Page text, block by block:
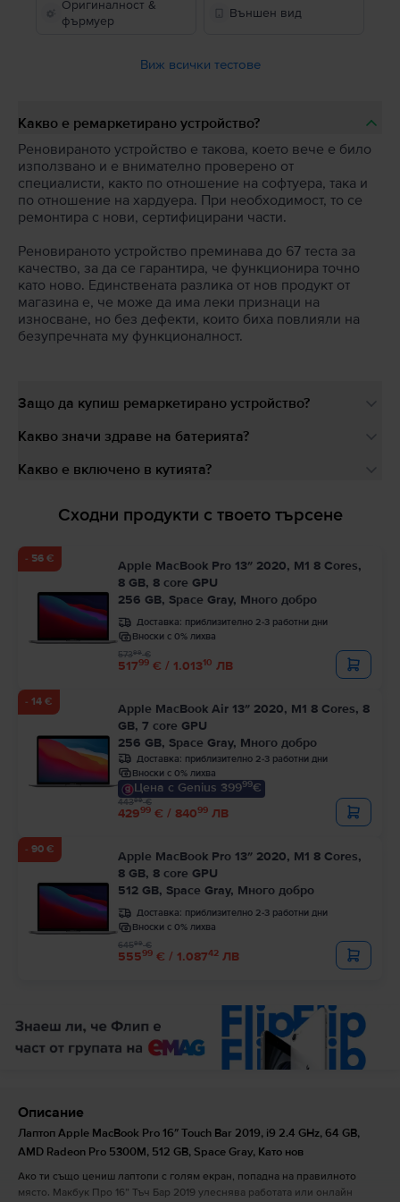
Оригиналност &
фърмуер
Външен вид
Виж всички тестове
Какво е ремаркетирано устройство?
Реновираното устройство е такова, което вече е било
използвано и е внимателно проверено от
специалисти, както по отношение на софтуера, така и
по отношение на хардуера. При необходимост, то се
ремонтира с нови, сертифицирани части.
Реновираното устройство преминава до 67 теста за
качество, за да се гарантира, че функционира точно
като ново. Единствената разлика от нов продукт от
магазина е, че може да има леки признаци на
износване, но без дефекти, които биха повлияли на
безупречната му функционалност.
Защо да купиш ремаркетирано устройство?
Какво значи здраве на батерията?
Какво е включено в кутията?
Сходни продукти с твоето търсене
- 56 €
Apple MacBook Pro 13″ 2020, M1 8 Cores,
8 GB, 8 core GPU
256 GB, Space Gray, Много добро
Доставка: приблизително 2-3 работни дни
Вноски с 0% лихва
51799 € / 1.01310 ЛВ
57399€
- 14 €
Apple MacBook Air 13″ 2020, M1 8 Cores, 8
GB, 7 core GPU
256 GB, Space Gray, Много добро
Доставка: приблизително 2-3 работни дни
Вноски с 0% лихва
Цена с Genius 39999€
42999 € / 84099 ЛВ
44399€
- 90 €
Apple MacBook Pro 13″ 2020, M1 8 Cores,
8 GB, 8 core GPU
512 GB, Space Gray, Много добро
Доставка: приблизително 2-3 работни дни
Вноски с 0% лихва
55599 € / 1.08742 ЛВ
64599€
Описание
Лаптоп Apple MacBook Pro 16″ Touch Bar 2019, i9 2.4 GHz, 64 GB,
AMD Radeon Pro 5300M, 512 GB, Space Gray, Като нов
Ако ти също цениш лаптопи с голям екран, попадна на правилното
място. Макбук Про 16” Тъч Бар 2019 улеснява работата или онлайн